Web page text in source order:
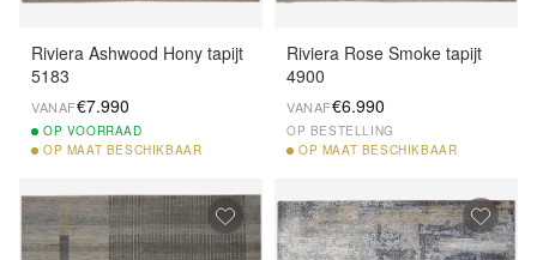
Riviera Ashwood Hony tapijt
5183
VANAF€7.990
OP VOORRAAD
OP MAAT BESCHIKBAAR
Riviera Rose Smoke tapijt
4900
VANAF€6.990
OP BESTELLING
OP MAAT BESCHIKBAAR